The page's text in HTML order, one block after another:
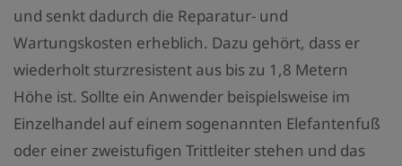
und senkt dadurch die Reparatur- und
Wartungskosten erheblich. Dazu gehört, dass er
wiederholt sturzresistent aus bis zu 1,8 Metern
Höhe ist. Sollte ein Anwender beispielsweise im
Einzelhandel auf einem sogenannten Elefantenfuß
oder einer zweistufigen Trittleiter stehen und das